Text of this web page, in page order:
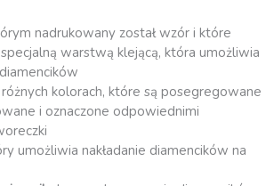
nadrukowany został wzór i które
warstwą klejącą, która umożliwia
kolorach, które są posegregowane
i oznaczone odpowiednimi
umożliwia nakładanie diamencików na